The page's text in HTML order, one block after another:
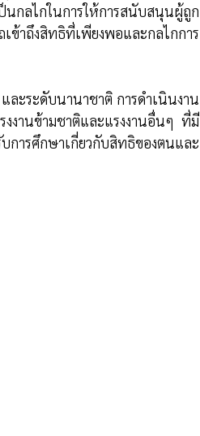
กลไกในการให้การสนับสนุนผู้ถูก
ข้าถึงสิทธิที่เพียงพอและกลไกการ
ะระดับนานาชาติ การดำเนินงาน
งงานข้ามชาติและแรงงานอื่นๆ ที่มี
การศึกษาเกี่ยวกับสิทธิของตนและ